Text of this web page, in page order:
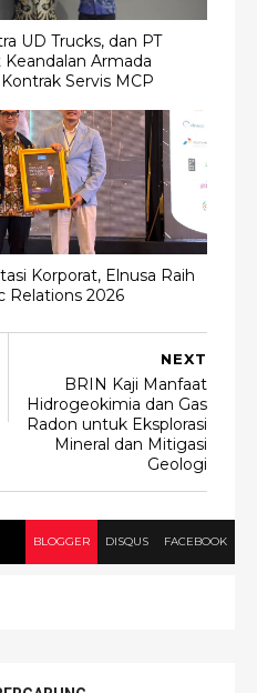
UD Trucks, dan PT
Armada
Servis MCP
Korporat, Elnusa Raih
Relations 2026
NEXT
BRIN Kaji Manfaat
Hidrogeokimia dan Gas
Radon untuk Eksplorasi
Mineral dan Mitigasi
Geologi
BLOGGER DISQUS FACEBOOK